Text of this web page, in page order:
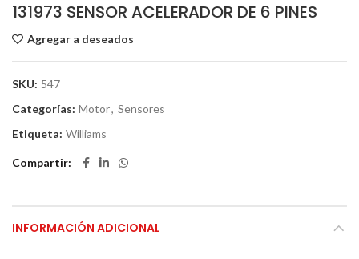
131973 SENSOR ACELERADOR DE 6 PINES
Agregar a deseados
SKU: 547
Categorías: Motor, Sensores
Etiqueta: Williams
Compartir
INFORMACIÓN ADICIONAL